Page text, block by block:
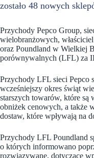
zostało 48 nowych
Przychody Pepco Group,
wielobranżowych,
oraz Poundland w Wielkiej
porównywalnych (LFL) za
Przychody LFL sieci Pepco
wcześniejszy okres świąt
starszych towarów, które są
obniżek cenowych, a także
dostaw, które wpływają na
Przychody LFL Poundland
o których informowano
rozwiązywane, dotyczące